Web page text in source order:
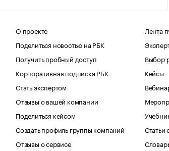
О проекте
Поделиться новостью на РБК
Получить пробный доступ
Корпоративная подписка РБК
Стать экспертом
Отзывы о вашей компании
Поделиться кейсом
Создать профиль группы компаний
Отзывы о сервисе
Лента
Выбор
Кейсы
Статьи